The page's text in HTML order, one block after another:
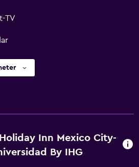
TV
Inn Mexico City-
By IHG